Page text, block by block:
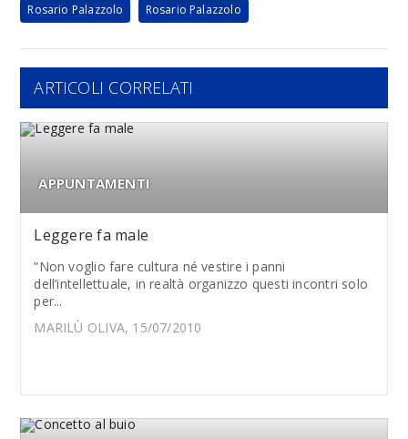
Rosario Palazzolo Rosario Palazzolo
ARTICOLI CORRELATI
APPUNTAMENTI
Leggere fa male
”Non voglio fare cultura né vestire i panni
dell’intellettuale, in realtà organizzo questi incontri solo
per...
MARILÙ OLIVA, 15/07/2010